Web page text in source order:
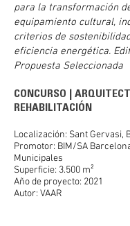
para la transformación
equipamiento cultural,
criterios de
eficiencia energética.
Propuesta Seleccionada
CONCURSO
REHABILITACIÓN
Localización: Sant Gervasi,
Promotor: BIM/SA
Municipales
Superficie: 3.500 m²
Año de proyecto: 2021
Autor: VAAR